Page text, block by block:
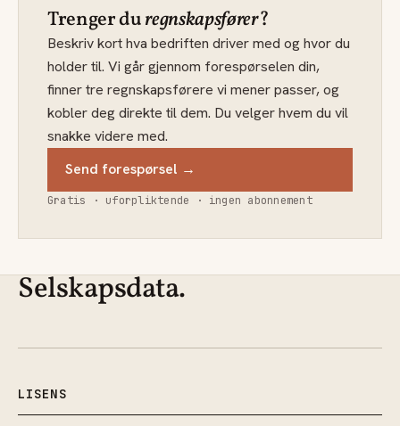
Trenger duregnskapsfører?
Beskriv kort hva bedriften driver med og hvor du
holder til. Vi går gjennom forespørselen din,
finner tre regnskapsførere vi mener passer, og
kobler deg direkte til dem. Du velger hvem du vil
snakke videre med.
Send forespørsel →
Gratis · uforpliktende · ingen abonnement
Selskapsdata.
LISENS